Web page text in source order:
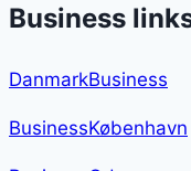
Business
DanmarkBusiness
BusinessKøbenhavn